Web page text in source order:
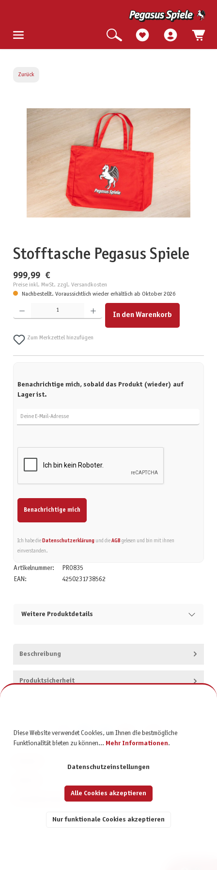
Zurück
Stofftasche Pegasus Spiele
999,99 €
Preise inkl. MwSt. zzgl. Versandkosten
Nachbestellt. Voraussichtlich wieder erhältlich ab Oktober 2026
Produkt Anzahl: Gib den gewünschten Wert ein oder benutze die Schaltflächen um die Anzahl zu
In den Warenkorb
Zum Merkzettel hinzufügen
Benachrichtige mich, sobald das Produkt (wieder) auf
Lager ist.
Benachrichtige mich
Ich habe die Datenschutzerklärungund die AGBgelesen und bin mit ihnen
einverstanden.
Artikelnummer:
PRO835
EAN:
4250231738562
Weitere Produktdetails
Beschreibung
Produktsicherheit
INFORMATIONEN
Diese Website verwendet Cookies, um Ihnen die bestmögliche
Funktionalität bieten zu können... Mehr Informationen.
Datenschutzeinstellungen
Nur funktionale Cookies akzeptieren
Alle Cookies akzeptieren